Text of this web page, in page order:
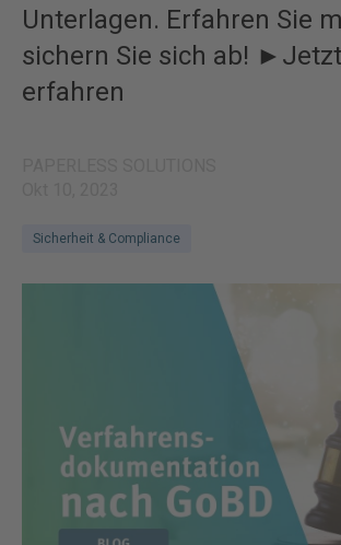
Unterlagen. Erfahren Sie
sichern Sie sich ab!
erfahren
Sicherheit & Compliance